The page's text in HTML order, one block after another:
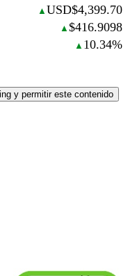
▲ USD$4,399.70
▲ $416.9098
▲ 10.34%
y permitir este contenido